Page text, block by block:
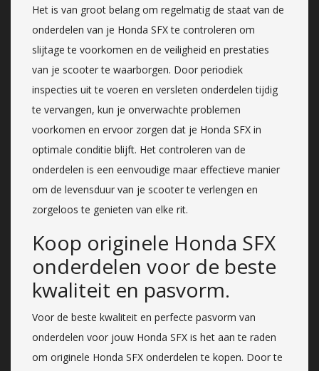
Het is van groot belang om regelmatig de staat van de
onderdelen van je Honda SFX te controleren om
slijtage te voorkomen en de veiligheid en prestaties
van je scooter te waarborgen. Door periodiek
inspecties uit te voeren en versleten onderdelen tijdig
te vervangen, kun je onverwachte problemen
voorkomen en ervoor zorgen dat je Honda SFX in
optimale conditie blijft. Het controleren van de
onderdelen is een eenvoudige maar effectieve manier
om de levensduur van je scooter te verlengen en
zorgeloos te genieten van elke rit.
Koop originele Honda SFX
onderdelen voor de beste
kwaliteit en pasvorm.
Voor de beste kwaliteit en perfecte pasvorm van
onderdelen voor jouw Honda SFX is het aan te raden
om originele Honda SFX onderdelen te kopen. Door te